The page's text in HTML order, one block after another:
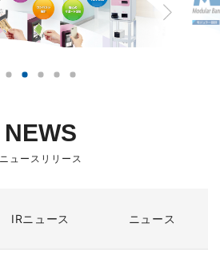
NEWS
ニュースリリース
IRニュース ニュース